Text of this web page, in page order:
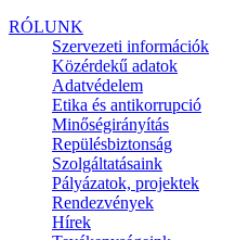
RÓLUNK
Szervezeti információk
Közérdekű adatok
Adatvédelem
Etika és antikorrupció
Minőségirányítás
Repülésbiztonság
Szolgáltatásaink
Pályázatok, projektek
Rendezvények
Hírek